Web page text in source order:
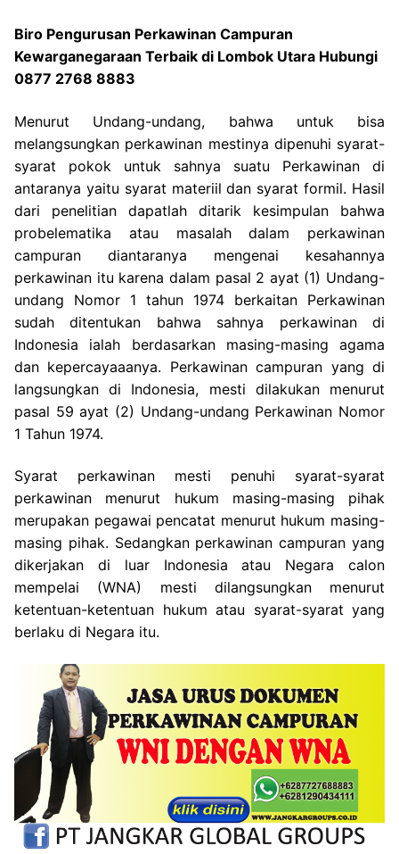
Biro Pengurusan Perkawinan Campuran
Kewarganegaraan Terbaik di Lombok Utara Hubungi
0877 2768 8883
Menurut Undang-undang, bahwa untuk bisa
melangsungkan perkawinan mestinya dipenuhi syarat-
syarat pokok untuk sahnya suatu Perkawinan di
antaranya yaitu syarat materiil dan syarat formil. Hasil
dari penelitian dapatlah ditarik kesimpulan bahwa
probelematika atau masalah dalam perkawinan
campuran diantaranya mengenai kesahannya
perkawinan itu karena dalam pasal 2 ayat (1) Undang-
undang Nomor 1 tahun 1974 berkaitan Perkawinan
sudah ditentukan bahwa sahnya perkawinan di
Indonesia ialah berdasarkan masing-masing agama
dan kepercayaaanya. Perkawinan campuran yang di
langsungkan di Indonesia, mesti dilakukan menurut
pasal 59 ayat (2) Undang-undang Perkawinan Nomor
1 Tahun 1974.
Syarat perkawinan mesti penuhi syarat-syarat
perkawinan menurut hukum masing-masing pihak
merupakan pegawai pencatat menurut hukum masing-
masing pihak. Sedangkan perkawinan campuran yang
dikerjakan di luar Indonesia atau Negara calon
mempelai (WNA) mesti dilangsungkan menurut
ketentuan-ketentuan hukum atau syarat-syarat yang
berlaku di Negara itu.